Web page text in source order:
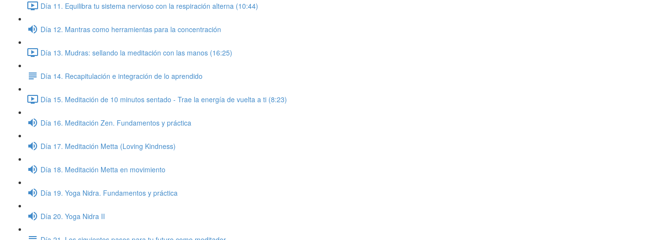
Día 11. Equilibra tu sistema nervioso con la respiración alterna (10:44)
Día 12. Mantras como herramientas para la concentración
Día 13. Mudras: sellando la meditación con las manos (16:25)
Día 14. Recapitulación e integración de lo aprendido
Día 15. Meditación de 10 minutos sentado - Trae la energía de vuelta a ti (8:23)
Día 16. Meditación Zen. Fundamentos y práctica
Día 17. Meditación Metta (Loving Kindness)
Día 18. Meditación Metta en movimiento
Día 19. Yoga Nidra. Fundamentos y práctica
Día 20. Yoga Nidra II